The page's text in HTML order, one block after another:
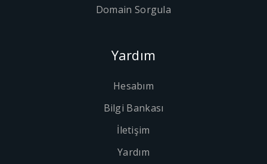
Domain Sorgula
Yardım
Hesabım
Bilgi Bankası
İletişim
Yardım